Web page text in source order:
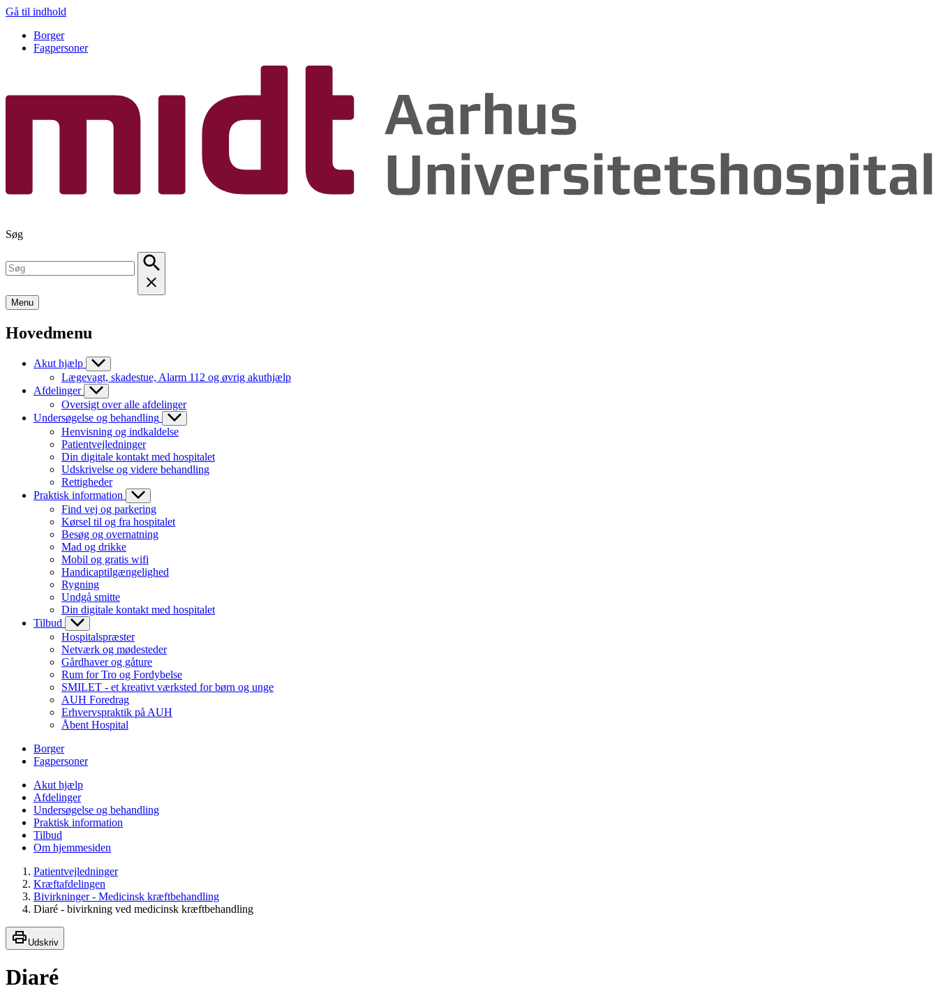
Gå til indhold
Borger
Fagpersoner
Søg
Menu
Hovedmenu
Akut hjælp
Lægevagt, skadestue, Alarm 112 og øvrig akuthjælp
Afdelinger
Oversigt over alle afdelinger
Undersøgelse og behandling
Henvisning og indkaldelse
Patientvejledninger
Din digitale kontakt med hospitalet
Udskrivelse og videre behandling
Rettigheder
Praktisk information
Find vej og parkering
Kørsel til og fra hospitalet
Besøg og overnatning
Mad og drikke
Mobil og gratis wifi
Handicaptilgængelighed
Rygning
Undgå smitte
Din digitale kontakt med hospitalet
Tilbud
Hospitalspræster
Netværk og mødesteder
Gårdhaver og gåture
Rum for Tro og Fordybelse
SMILET - et kreativt værksted for børn og unge
AUH Foredrag
Erhvervspraktik på AUH
Åbent Hospital
Borger
Fagpersoner
Akut hjælp
Afdelinger
Undersøgelse og behandling
Praktisk information
Tilbud
Om hjemmesiden
Patientvejledninger
Kræftafdelingen
Bivirkninger - Medicinsk kræftbehandling
Diaré - bivirkning ved medicinsk kræftbehandling
Udskriv
Diaré